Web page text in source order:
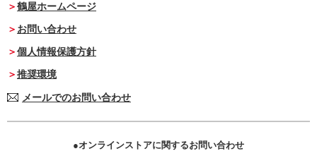
鶴屋ホームページ
お問い合わせ
個人情報保護方針
推奨環境
メールでのお問い合わせ
オンラインストアに関するお問い合わせ